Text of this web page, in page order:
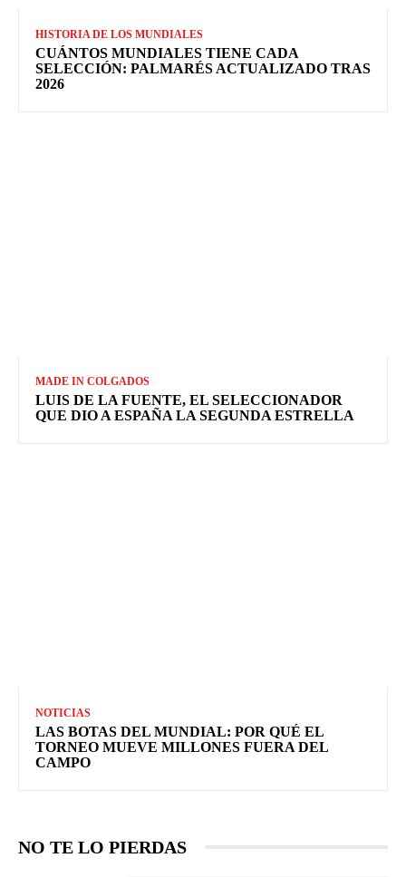
HISTORIA DE LOS MUNDIALES
CUÁNTOS MUNDIALES TIENE CADA
SELECCIÓN: PALMARÉS ACTUALIZADO TRAS
2026
MADE IN COLGADOS
LUIS DE LA FUENTE, EL SELECCIONADOR
QUE DIO A ESPAÑA LA SEGUNDA ESTRELLA
NOTICIAS
LAS BOTAS DEL MUNDIAL: POR QUÉ EL
TORNEO MUEVE MILLONES FUERA DEL
CAMPO
NO TE LO PIERDAS